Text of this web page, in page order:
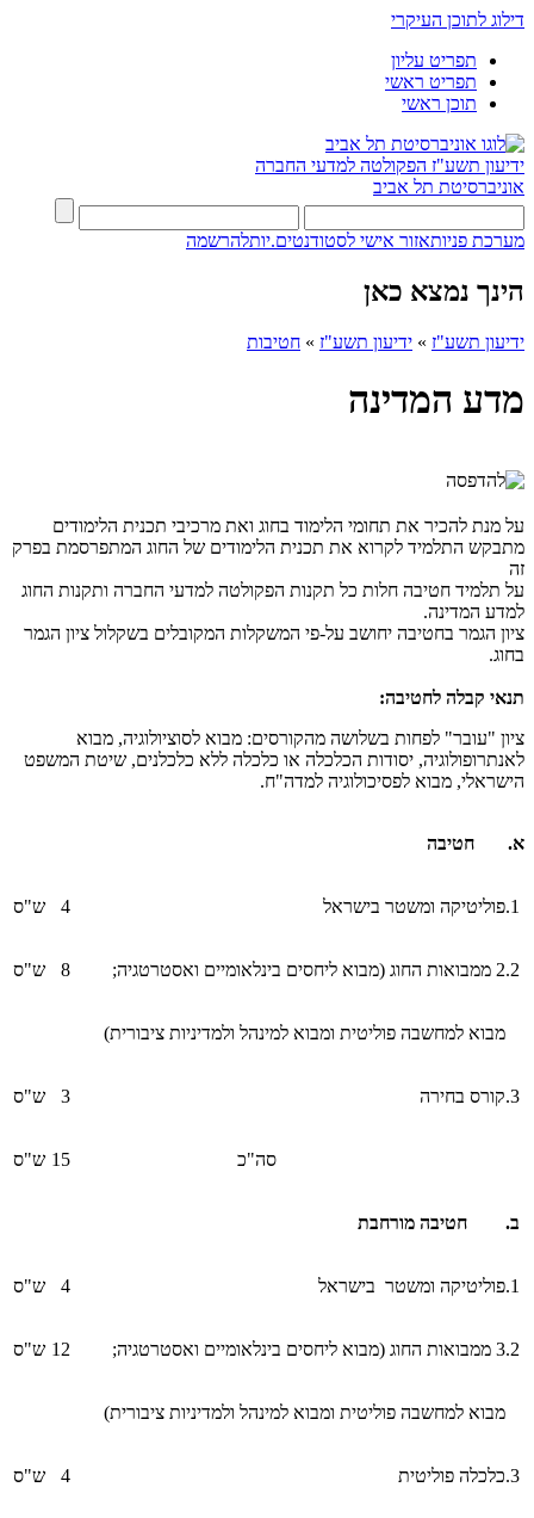
דילוג לתוכן העיקרי
תפריט עליון
תפריט ראשי
תוכן ראשי
ידיעון תשע"ז הפקולטה למדעי החברה
אוניברסיטת תל אביב
מערכת פניותאזור אישי לסטודנטים.יותלהרשמה
הינך נמצא כאן
ידיעון תשע"ז » ידיעון תשע"ז » חטיבות
מדע המדינה
על מנת להכיר את תחומי הלימוד בחוג ואת מרכיבי תכנית הלימודים
מתבקש התלמיד לקרוא את תכנית הלימודים של החוג המתפרסמת בפרק
זה
על תלמיד חטיבה חלות כל תקנות הפקולטה למדעי החברה ותקנות החוג
למדע המדינה.
ציון הגמר בחטיבה יחושב על-פי המשקלות המקובלים בשקלול ציון הגמר
בחוג.
​תנאי קבלה לחטיבה:
ציון "עובר" לפחות בשלושה מהקורסים: מבוא לסוציולוגיה, מבוא
לאנתרופולוגיה, יסודות הכלכלה או כלכלה ללא כלכלנים, שיטת המשפט
הישראלי, מבוא לפסיכולוגיה למדה"ח.
א. חטיבה
1. פוליטיקה ומשטר בישראל 4 ש"ס
2. 2 ממבואות החוג (מבוא ליחסים בינלאומיים ואסטרטגיה; 8 ש"ס
מבוא למחשבה פוליטית ומבוא למינהל ולמדיניות ציבורית)
3. קורס בחירה 3 ש"ס
סה"כ 15 ש"ס
ב. חטיבה מורחבת
1. פוליטיקה ומשטר בישראל 4 ש"ס
2. 3 ממבואות החוג (מבוא ליחסים בינלאומיים ואסטרטגיה; 12 ש"ס
מבוא למחשבה פוליטית ומבוא למינהל ולמדיניות ציבורית)
3. כלכלה פוליטית 4 ש"ס